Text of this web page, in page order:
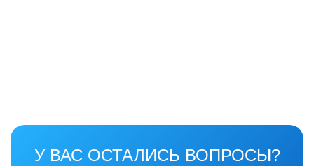
У ВАС ОСТАЛИСЬ ВОПРОСЫ?